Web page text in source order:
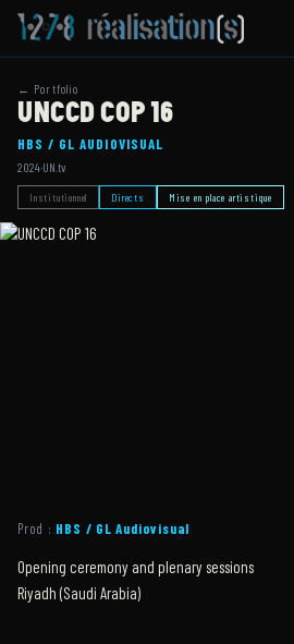
← Portfolio
UNCCD COP 16
HBS / GL AUDIOVISUAL
2024·UN.tv
Institutionnel Directs Mise en place artistique
Prod : HBS / GL Audiovisual
Opening ceremony and plenary sessions
Riyadh (Saudi Arabia)